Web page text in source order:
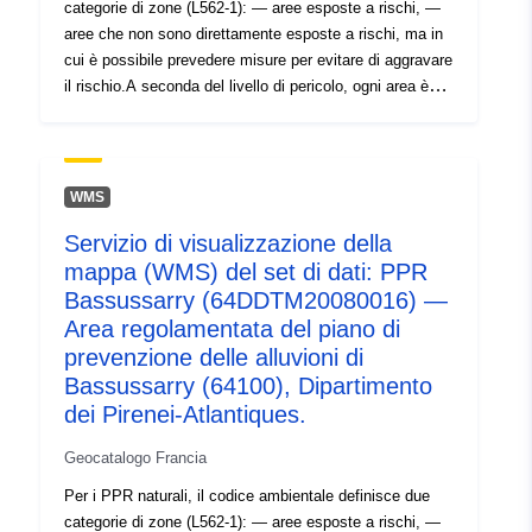
categorie di zone (L562-1): — aree esposte a rischi, —
aree che non sono direttamente esposte a rischi, ma in
cui è possibile prevedere misure per evitare di aggravare
il rischio.A seconda del livello di pericolo, ogni area è
proibite di costruzione", note come "aree rosse", in cui il
livello di pericolo è elevato e la regola generale è il
"zone blu", in cui il livello di pericolo è medio e i progetti
sono soggetti a requisiti adeguati al tipo di emissione; 3-
aree non direttamente esposte a rischi, ma in cui
costruzioni, lavori, costruzioni o aziende agricole,
agricole, forestali, artigianali, commerciali o industriali
potrebbero aggravare i rischi o causare nuovi rischi,
soggetti a divieti o requisiti (cfr. articolo L562-1 del
codice dell'ambiente). Quest'ultima categoria si applica
solo agli RPP naturali. Tabella contenente tutte le aree
diffusi sono informativi e non opponibili a terzi. I dati
WMS
Servizio di visualizzazione della
mappa (WMS) del set di dati: PPR
Bassussarry (64DDTM20080016) —
Area regolamentata del piano di
prevenzione delle alluvioni di
Bassussarry (64100), Dipartimento
dei Pirenei-Atlantiques.
Geocatalogo Francia
Per i PPR naturali, il codice ambientale definisce due
categorie di zone (L562-1): — aree esposte a rischi, —